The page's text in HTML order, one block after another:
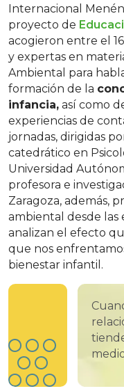
Internacional
proyecto de
acogieron entre el
y expertas en
Ambiental para
formación de la
infancia, así como
experiencias de
jornadas, dirigidas
catedrático en
Universidad
profesora e
Zaragoza, además,
ambiental desde las
analizan el efecto
que nos
bienestar infantil.